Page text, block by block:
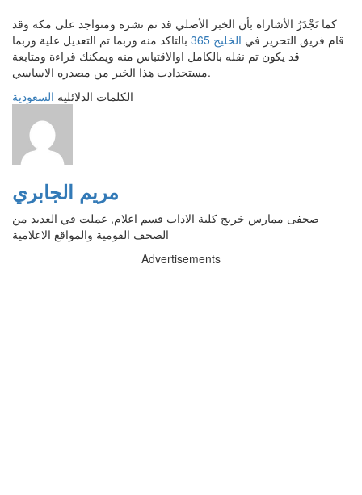
كما تَجْدَرُ الأشاراة بأن الخبر الأصلي قد تم نشرة ومتواجد على مكه وقد
قام فريق التحرير في الخليج 365
بالتاكد منه وربما تم التعديل علية وربما
قد يكون تم نقله بالكامل اوالاقتباس منه ويمكنك قراءة ومتابعة
مستجدادت هذا الخبر من مصدره الاساسي.
الكلمات الدلائليه السعودية
مريم الجابري
صحفى ممارس خريج كلية الاداب قسم اعلام, عملت في العديد من
الصحف القومية والمواقع الاعلامية
Advertisements